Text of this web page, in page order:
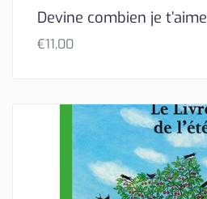
Devine combien je t’aime
€11,00